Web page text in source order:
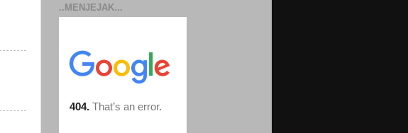
..MENJEJAK...